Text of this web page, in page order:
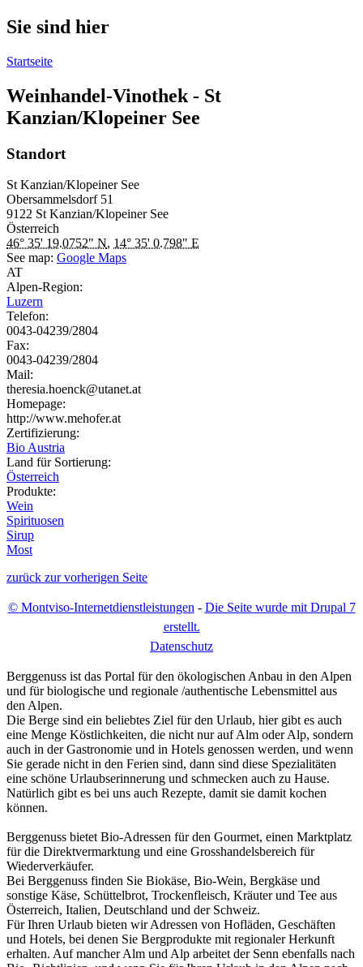
Sie sind hier
Startseite
Weinhandel-Vinothek - St
Kanzian/Klopeiner See
Standort
St Kanzian/Klopeiner See
Obersammelsdorf 51
9122 St Kanzian/Klopeiner See
Österreich
46° 35' 19.0752" N, 14° 35' 0.798" E
See map: Google Maps
AT
Alpen-Region:
Luzern
Telefon:
0043-04239/2804
Fax:
0043-04239/2804
Mail:
theresia.hoenck@utanet.at
Homepage:
http://www.mehofer.at
Zertifizierung:
Bio Austria
Land für Sortierung:
Österreich
Produkte:
Wein
Spirituosen
Sirup
Most
zurück zur vorherigen Seite
© Montviso-Internetdienstleistungen - Die Seite wurde mit Drupal 7
erstellt.
Datenschutz
Berggenuss ist das Portal für den ökologischen Anbau in den Alpen
und für biologische und regionale /authentische Lebensmittel aus
den Alpen.
Die Berge sind ein beliebtes Ziel für den Urlaub, hier gibt es auch
eine Menge Köstlichkeiten, die nicht nur auf Alm oder Alp, sondern
auch in der Gastronomie und in Hotels genossen werden, und wenn
Sie gerade nicht in den Ferien sind, dann sind diese Spezialitäten
eine schöne Urlaubserinnerung und schmecken auch zu Hause.
Natürlich gibt es bei uns auch Rezepte, damit sie damit kochen
können.
Berggenuss bietet Bio-Adressen für den Gourmet, einen Marktplatz
für die Direktvermarktung und eine Grosshandelsbereich für
Wiederverkäufer.
Bei Berggenuss finden Sie Biokäse, Bio-Wein, Bergkäse und
sonstige Käse, Schüttelbrot, Trockenfleisch, Kräuter und Tee aus
Österreich, Italien, Deutschland und der Schweiz.
Für Ihren Urlaub bieten wir Adressen von Hofläden, Geschäften
und Hotels, bei denen Sie Bergprodukte mit regionaler Herkunft
erhalten. Auf mancher Alm und Alp arbeitet der Senn ebenfalls nach